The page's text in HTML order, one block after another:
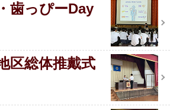
歯っぴーDay
区総体推戴式